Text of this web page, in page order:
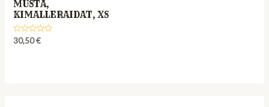
MUSTA,
KIMALLERAIDAT, XS
Rated
0
30,50€